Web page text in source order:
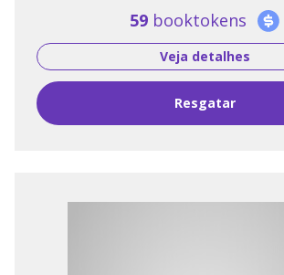
59 booktokens
Veja detalhes
Resgatar